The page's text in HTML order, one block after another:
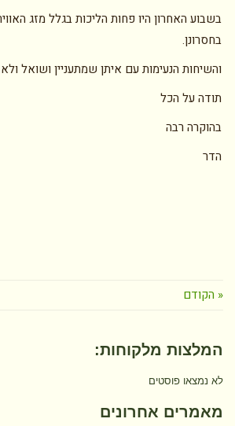
בשבוע האחרון היו פחות הליכות בגלל מזג
בחסרונן.
והשיחות הנעימות עם איתן שמתעניין ושואל
תודה על הכל
בהוקרה רבה
הדר
« הקודם
המלצות מלקוחות:
לא נמצאו פוסטים
מאמרים אחרונים